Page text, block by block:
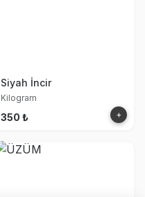
Siyah İncir
Kilogram
350 ₺ +